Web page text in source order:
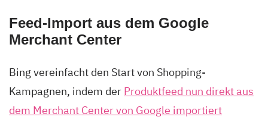
Feed-Import aus dem Google
Merchant Center
Bing vereinfacht den Start von Shopping-
Kampagnen, indem der Produktfeed nun direkt aus
dem Merchant Center von Google importiert